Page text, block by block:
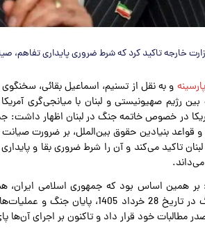
خارجه تاکید کرد که شرط ضروری پایداری تفاهم،
پارسینه و به نقل از تسنیم، اسماعیل بقائی،
رژیم صهیونیستی و لبنان با میانجی‌گری
در خصوص خاتمه جنگ در لبنان اظهار
قواعد بنیادین حقوق بین‌الملل، بر ضرورت
تاکید می‌کند و آن را شرط ضروری بقا و
می‌داند.
خاتمه جنگ در تاریخ 28 خرداد
مطالبات خود قرار داد و تاکنون بر اجرای